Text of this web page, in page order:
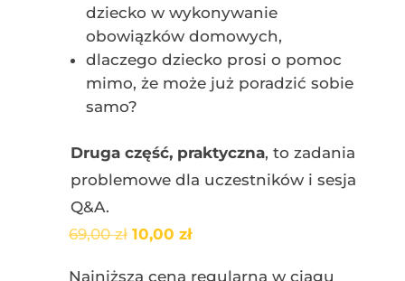
dziecko w wykonywanie
obowiązków domowych,
dlaczego dziecko prosi o pomoc
mimo, że może już poradzić sobie
samo?
Druga część, praktyczna, to zadania
problemowe dla uczestników i sesja
Q&A.
69,00zł Pierwotna
10,00 złAktualna
Najniższa cena regularna w ciągu